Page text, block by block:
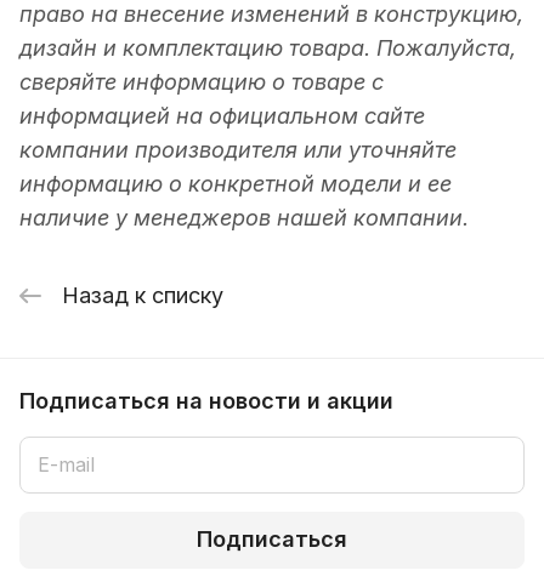
право на внесение изменений в конструкцию,
дизайн и комплектацию товара. Пожалуйста,
сверяйте информацию о товаре с
информацией на официальном сайте
компании производителя или уточняйте
информацию о конкретной модели и ее
наличие у менеджеров нашей компании.
Назад к списку
Подписаться на новости и акции
Подписаться